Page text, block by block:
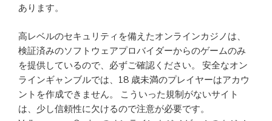
あります。
高レベルのセキュリティを備えたオンラインカジノは、
検証済みのソフトウェアプロバイダーからのゲームのみ
を提供しているので、必ずご確認ください。 安全なオン
ラインギャンブルでは、18 歳未満のプレイヤーはアカウ
ントを作成できません。 こういった規制がないサイト
は、少し信頼性に欠けるので注意が必要です。